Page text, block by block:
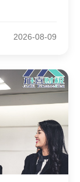
2026-08-09